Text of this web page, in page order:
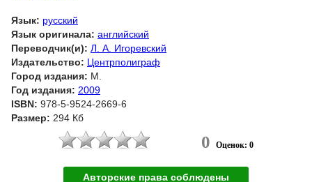
Язык: русский
Язык оригинала: английский
Переводчик(и): Л. А. Игоревский
Издательство: Центрполиграф
Город издания: М.
Год издания: 2009
ISBN: 978-5-9524-2669-6
Размер: 294 Кб
0 Оценок: 0
Авторские права соблюдены